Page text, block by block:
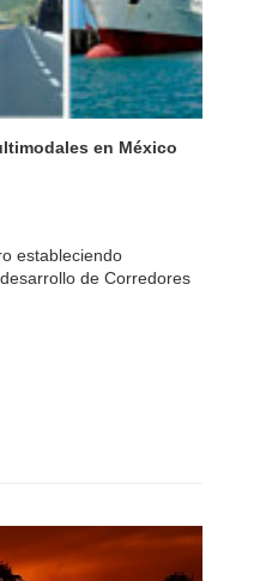
en México
estableciendo
de Corredores